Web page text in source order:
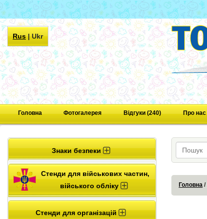
Rus|Ukr
Головна Фотогалерея Відгуки (240) Про нас
Знаки безпеки
Стенди для військових частин,
війського обліку
Стенди для організацій
Головна